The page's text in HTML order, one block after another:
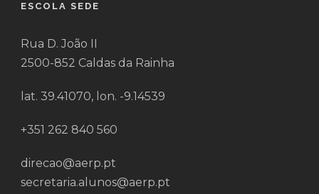
ESCOLA SEDE
Rua D. João II
2500-852 Caldas da Rainha
lat. 39.41070, lon. -9.14539
+351 262 840 560
direcao@aerp.pt
secretaria.alunos@aerp.pt